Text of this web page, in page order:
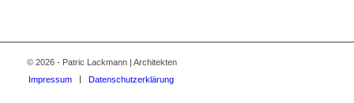
© 2026 - Patric Lackmann | Architekten
Impressum
Datenschutzerklärung